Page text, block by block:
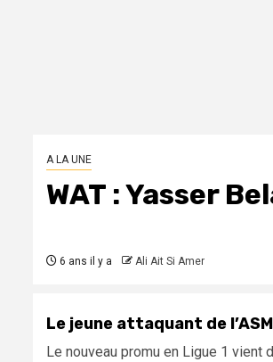
A LA UNE
WAT : Yasser
6 ans il y a Ali Ait Si Amer
Le jeune attaquant de
Le nouveau promu en Ligue 1 vient